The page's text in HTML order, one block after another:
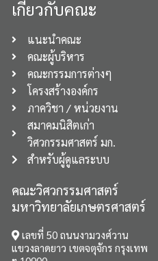
เกี่ยวกับคณะ
แนะนำคณะ
คณะผู้บริหาร
คณะกรรมการต่างๆ
โครงสร้างองค์กร
ภาควิชา / หน่วยงาน
สมาคมนิสิตเก่า
วิศวกรรมศาสตร์ มก.
สำหรับผู้ดูแลระบบ
คณะวิศวกรรมศาสตร์
มหาวิทยาลัยเกษตรศาสตร์
เลขที่ 50 ถนนงามวงศ์วาน
แขวงลาดยาว เขตจตุจักร กรุงเทพ